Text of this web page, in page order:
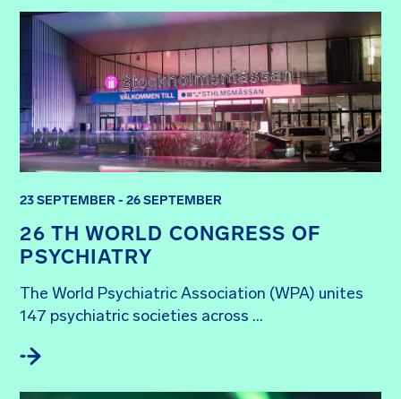
26 TH WORLD CONGRESS OF
PSYCHIATRY
23 SEPTEMBER - 26 SEPTEMBER
The World Psychiatric Association (WPA) unites
147 psychiatric societies across ...